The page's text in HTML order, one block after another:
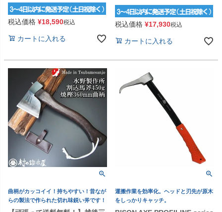
税込価格 ¥18,590税込
カートに入れる
税込価格 ¥17,930税込
カートに入れる
曲柄がカッコイイ！持ちやすい！昔なが
らの製法で作られた切れ味鋭い斧です！
運搬作業を効率化。ヘッドと刃先が原木
をしっかりキャッチ。